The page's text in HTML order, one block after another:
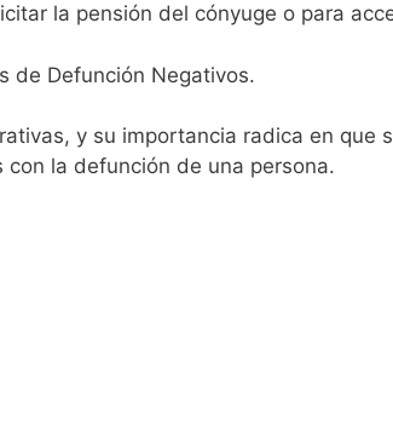
la pensión del cónyuge o para
de Defunción Negativos.
y su importancia radica en que
la defunción de una persona.